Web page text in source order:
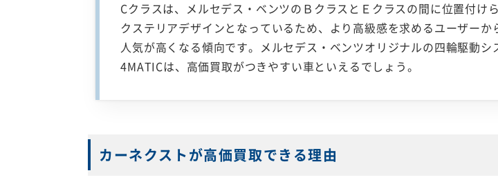
Cクラスは、メルセデス・ベンツのＢクラスとＥクラスの間に位置付
クステリアデザインとなっているため、より高級感を求めるユーザー
人気が高くなる傾向です。メルセデス・ベンツオリジナルの四輪駆動
4MATICは、高価買取がつきやすい車といえるでしょう。
カーネクストが高価買取できる理由